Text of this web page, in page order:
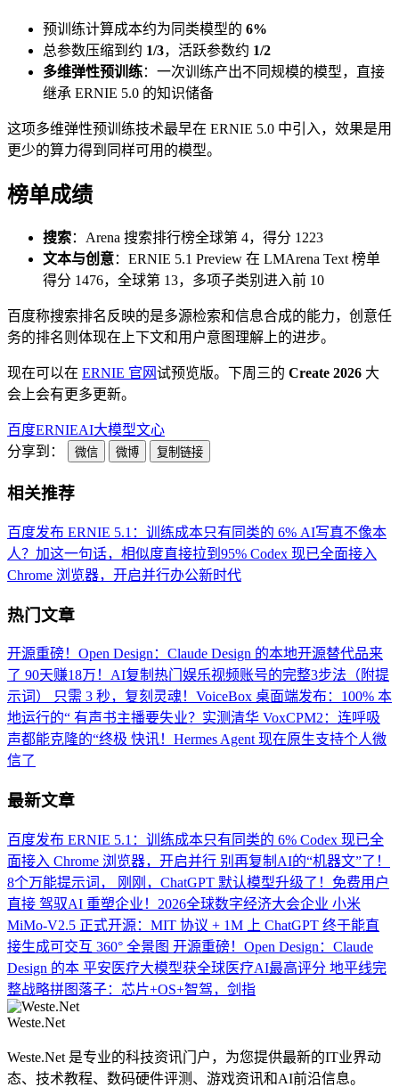
预训练计算成本约为同类模型的 6%
总参数压缩到约 1/3，活跃参数约 1/2
多维弹性预训练：一次训练产出不同规模的模型，直接
继承 ERNIE 5.0 的知识储备
这项多维弹性预训练技术最早在 ERNIE 5.0 中引入，效果是用
更少的算力得到同样可用的模型。
榜单成绩
搜索：Arena 搜索排行榜全球第 4，得分 1223
文本与创意：ERNIE 5.1 Preview 在 LMArena Text 榜单
得分 1476，全球第 13，多项子类别进入前 10
百度称搜索排名反映的是多源检索和信息合成的能力，创意任
务的排名则体现在上下文和用户意图理解上的进步。
现在可以在 ERNIE 官网试预览版。下周三的 Create 2026 大
会上会有更多更新。
百度ERNIEAI大模型文心
分享到：
微信 微博 复制链接
相关推荐
百度发布 ERNIE 5.1：训练成本只有同类的 6% AI写真不像本
人？加这一句话，相似度直接拉到95% Codex 现已全面接入
Chrome 浏览器，开启并行办公新时代
热门文章
开源重磅！Open Design：Claude Design 的本地开源替代品来
了 90天赚18万！AI复制热门娱乐视频账号的完整3步法（附提
示词）
只需 3 秒，复刻灵魂！VoiceBox 桌面端发布：100% 本
地运行的“ 有声书主播要失业？实测清华 VoxCPM2：连呼吸
声都能克隆的“终极 快讯！Hermes Agent 现在原生支持个人微
信了
最新文章
百度发布 ERNIE 5.1：训练成本只有同类的 6% Codex 现已全
面接入 Chrome 浏览器，开启并行 别再复制AI的“机器文”了！
8个万能提示词，
刚刚，ChatGPT 默认模型升级了！免费用户
直接 驾驭AI 重塑企业！2026全球数字经济大会企业 小米
MiMo-V2.5 正式开源：MIT 协议 + 1M 上 ChatGPT 终于能直
接生成可交互 360° 全景图 开源重磅！Open Design：Claude
Design 的本 平安医疗大模型获全球医疗AI最高评分 地平线完
整战略拼图落子：芯片+OS+智驾，剑指
Weste.Net
Weste.Net 是专业的科技资讯门户，为您提供最新的IT业界动
态、技术教程、数码硬件评测、游戏资讯和AI前沿信息。